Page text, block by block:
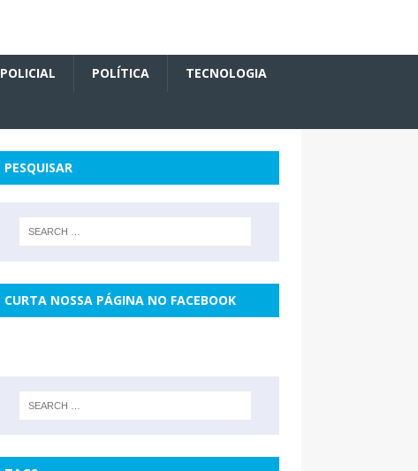
POLICIAL POLÍTICA TECNOLOGIA
PESQUISAR
CURTA NOSSA PÁGINA NO FACEBOOK